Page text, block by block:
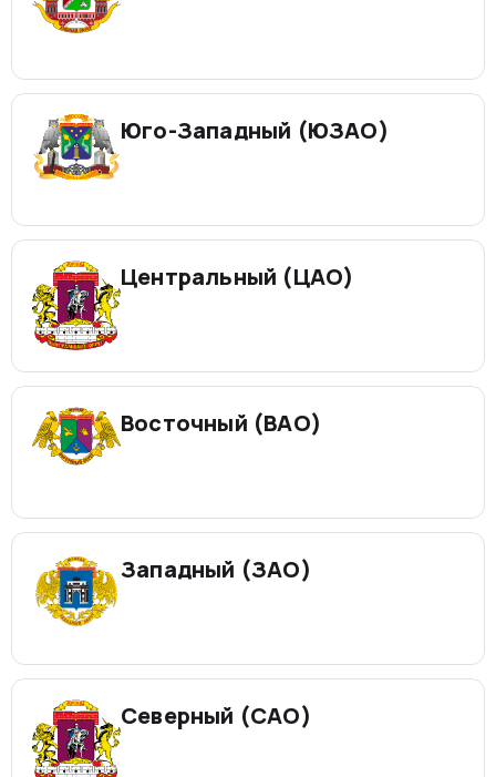
Юго-Западный (ЮЗАО)
Центральный (ЦАО)
Восточный (ВАО)
Западный (ЗАО)
Северный (САО)